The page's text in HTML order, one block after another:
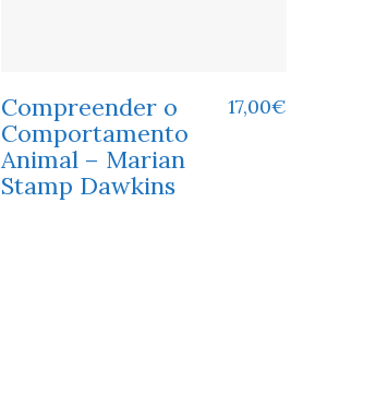
Compreender o
Comportamento
Animal – Marian
Stamp Dawkins
17,00€